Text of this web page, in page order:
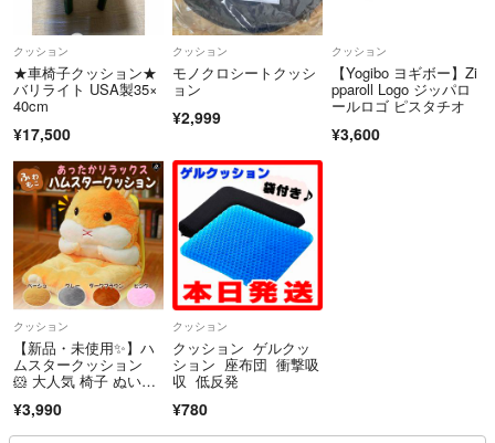
クッション
★車椅子クッション★
バリライト USA製35×
40cm
¥17,500
クッション
モノクロシートクッシ
ョン
¥2,999
クッション
【Yogibo ヨギボー】Zi
pparoll Logo ジッパロ
ールロゴ ピスタチオ
¥3,600
クッション
【新品・未使用✨】ハ
ムスタークッション
🐹 大人気 椅子 ぬいぐ
ア ふわもこ あったか
い
¥3,990
クッション
クッション ゲルクッ
ション 座布団 衝撃吸
収 低反発
¥780